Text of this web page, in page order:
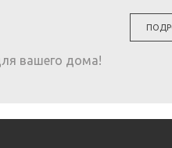
вашего дома!